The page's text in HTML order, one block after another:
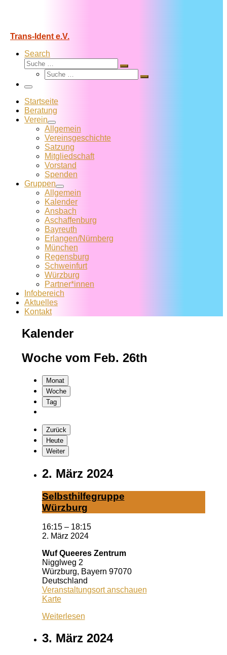
Trans-Ident e.V.
Search
Suche
Suche
Suche
Suche
Menü
Startseite
Beratung
Verein
Allgemein
Vereins­geschichte
Satzung
Mitglied­schaft
Vorstand
Spenden
Gruppen
Allgemein
Kalender
Ansbach
Aschaffenburg
Bayreuth
Erlangen/Nürnberg
München
Regensburg
Schweinfurt
Würzburg
Partner*innen
Infobereich
Aktuelles
Kontakt
Kalender
Woche vom Feb. 26th
Monat
Woche
Tag
Zurück
Heute
Weiter
2. März 2024
Selbst­hil­fe­grup­pe
Würz­burg
16:15 – 18:15
2. März 2024
Wuf Queeres Zentrum
Nigglweg 2
Würzburg, Bayern 97070
Deutschland
Veranstaltungsort anschauen
KarteWuf
Zentrum
Weiterlesen
3. März 2024